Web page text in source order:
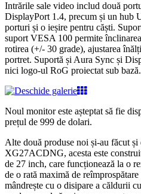
Intrările sale video includ două
DisplayPort 1.4, precum și un hub
porturi și o ieșire pentru căști.
suport VESA 100 permite
rotirea (+/- 30 grade), ajustarea
portret. Suportă și Aura Sync și
nici logo-ul RoG proiectat sub bază.
Noul monitor este așteptat să fie
prețul de 999 de dolari.
Alte două produse noi și-au făcut
XG27ACDNG, acesta este
de 27 inch, care funcționează la o
de o rată maximă de
mândrește cu o disipare a căldurii